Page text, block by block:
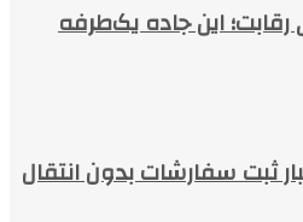
شورای رقابت؛ این جاده یک‌طرفه
ثبت سفارشات بدون انتقال